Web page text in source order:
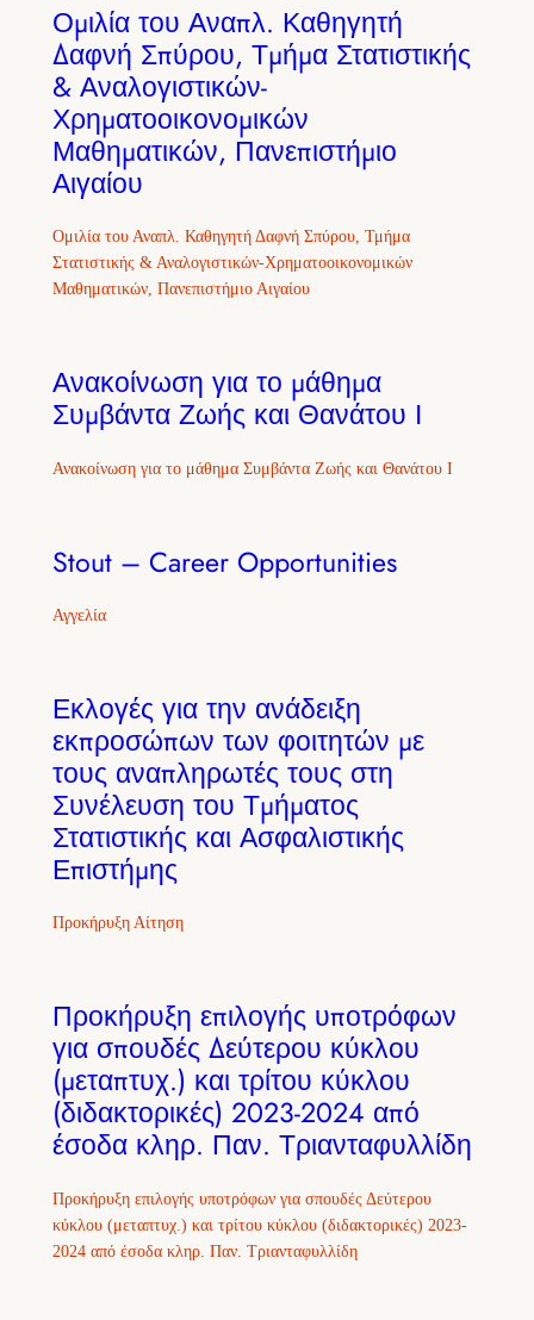
Ομιλία του Αναπλ. Καθηγητή
Δαφνή Σπύρου, Τμήμα Στατιστικής
& Αναλογιστικών-
Χρηματοοικονομικών
Μαθηματικών, Πανεπιστήμιο
Αιγαίου
Ομιλία του Αναπλ. Καθηγητή Δαφνή Σπύρου, Τμήμα
Στατιστικής & Αναλογιστικών-Χρηματοοικονομικών
Μαθηματικών, Πανεπιστήμιο Αιγαίου
Ανακοίνωση για το μάθημα
Συμβάντα Ζωής και Θανάτου Ι
Ανακοίνωση για το μάθημα Συμβάντα Ζωής και Θανάτου Ι
Stout – Career Opportunities
Αγγελία
Εκλογές για την ανάδειξη
εκπροσώπων των φοιτητών με
τους αναπληρωτές τους στη
Συνέλευση του Τμήματος
Στατιστικής και Ασφαλιστικής
Επιστήμης
Προκήρυξη Αίτηση
Προκήρυξη επιλογής υποτρόφων
για σπουδές Δεύτερου κύκλου
(μεταπτυχ.) και τρίτου κύκλου
(διδακτορικές) 2023-2024 από
έσοδα κληρ. Παν. Τριανταφυλλίδη
Προκήρυξη επιλογής υποτρόφων για σπουδές Δεύτερου
κύκλου (μεταπτυχ.) και τρίτου κύκλου (διδακτορικές) 2023-
2024 από έσοδα κληρ. Παν. Τριανταφυλλίδη